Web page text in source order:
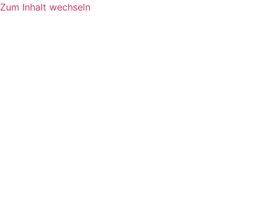
Zum Inhalt wechseln